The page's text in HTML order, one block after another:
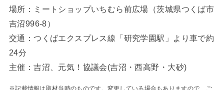
場所：ミートショップいちむら前広場（茨城県つくば市
吉沼996-8）
交通：つくばエクスプレス線「研究学園駅」より車で約
24分
主催：吉沼、元気！協議会(吉沼・西高野・大砂)
※記載情報は取材当時のものです。変更している場合もありますので、ご